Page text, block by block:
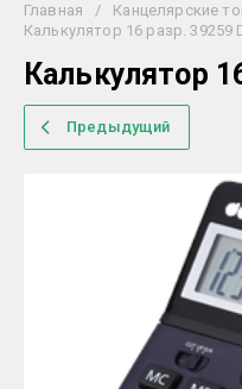
Главная / Канцелярские
Калькулятор 16 разр. 39259
Калькулятор
Предыдущий